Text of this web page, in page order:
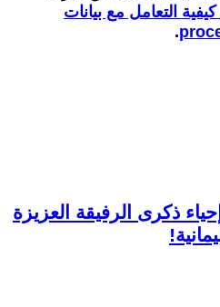
التعامل مع بيانات
.
ذكرى الرفيقة العزيزة